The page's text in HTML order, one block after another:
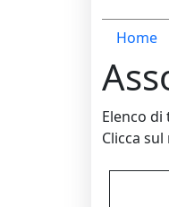
Home
Elenco
Clicca